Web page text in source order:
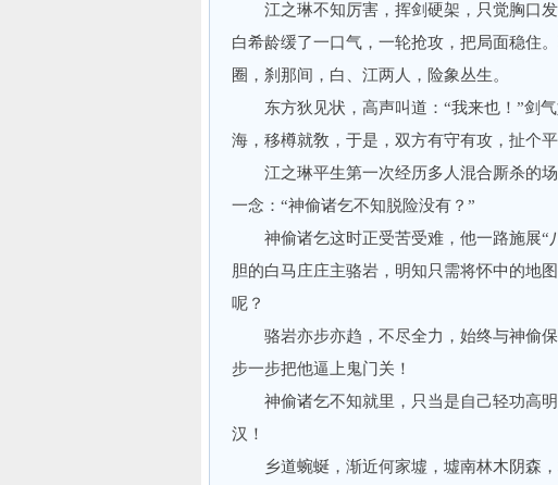
江之琳不知厉害，挥剑硬架，只觉胸口发
白希龄缓了一口气，一轮抢攻，把局面稳住
圈，刹那间，白、江两人，险象丛生。
东方狄见状，高声叫道：“我来也！”剑气
海，移樽就敎，于是，双方有守有攻，扯个平
江之琳平生第一次经历多人混合厮杀的场
一念：“神偷诸乞不知脱险没有？”
神偷诸乞这时正受苦受难，他一路施展“
胆的白马庄庄主骆岩，明知只需将怀中的地
呢？
骆岩亦步亦趋，不尽全力，始终与神偷保
步一步把他逼上鬼门关！
神偷诸乞不知就里，只当是自己轻功高明
汉！
乡道蜿蜒，渐近何家墟，墟南林木阴森，